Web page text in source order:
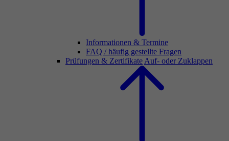
Informationen & Termine
FAQ / häufig gestellte Fragen
Prüfungen & Zertifikate Auf- oder Zuklappen